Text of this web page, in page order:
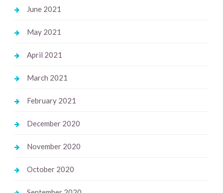
June 2021
May 2021
April 2021
March 2021
February 2021
December 2020
November 2020
October 2020